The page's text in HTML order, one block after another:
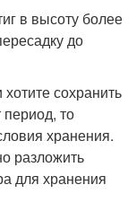
в высоту более
до
сохранить
то
хранения.
разложить
для хранения